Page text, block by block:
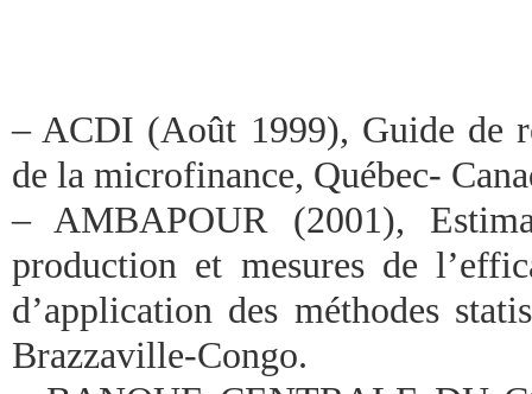
– ACDI (Août 1999), Guide de
de la microfinance, Québec-
– AMBAPOUR (2001),
production et mesures de
d’application des méthodes
Brazzaville-Congo.